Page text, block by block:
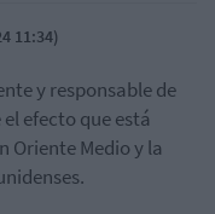
11:34)
y responsable de
efecto que está
Oriente Medio y la